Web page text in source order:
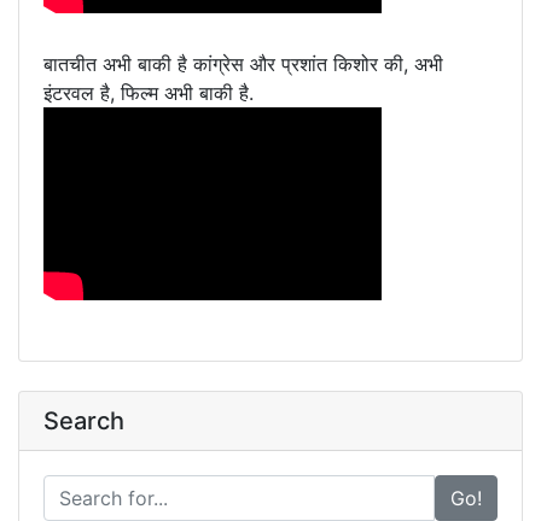
बातचीत अभी बाकी है कांग्रेस और प्रशांत किशोर की, अभी
इंटरवल है, फिल्म अभी बाकी है.
Search
Go!